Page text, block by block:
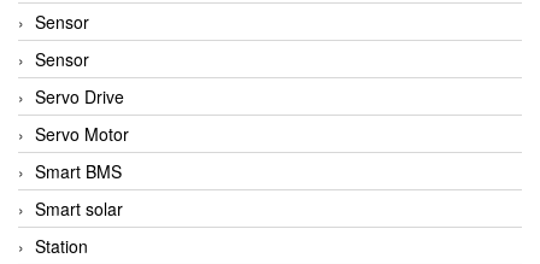
Sensor
Sensor
Servo Drive
Servo Motor
Smart BMS
Smart solar
Station